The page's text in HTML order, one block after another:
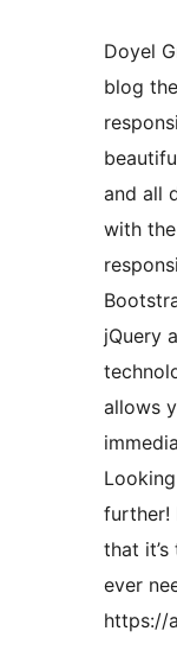
Doyel
blog
and all
with
jQuery
allows
further!
that
ever
https://